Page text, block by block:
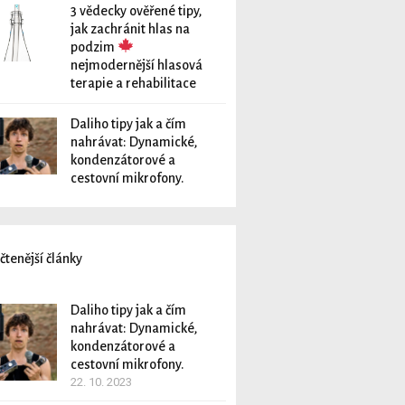
3 vědecky ověřené tipy,
jak zachránit hlas na
podzim
nejmodernější hlasová
terapie a rehabilitace
Daliho tipy jak a čím
nahrávat: Dynamické,
kondenzátorové a
cestovní mikrofony.
články
Daliho tipy jak a čím
nahrávat: Dynamické,
kondenzátorové a
cestovní mikrofony.
22. 10. 2023